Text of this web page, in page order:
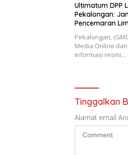
Ultimatum DPP
Pekalongan:
Pencemaran
Pekalongan,
Media Online
informasi resmi…
Tinggalkan
Alamat email